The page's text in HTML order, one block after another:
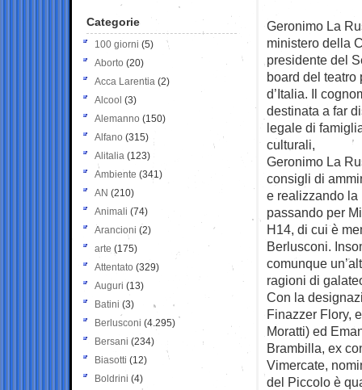
Geronimo La
ministero della
presidente del
board del teatro
d’Italia. Il
destinata a far
legale di
culturali,
Geronimo La
consigli di
e realizzando la
passando per
H14, di cui è
Berlusconi.
comunque
ragioni di
Con la
Finazzer Flory,
Moratti) ed
Brambilla, ex
Vimercate,
del Piccolo è
Categorie
100 giorni (5)
Aborto (20)
Acca Larentia (2)
Alcool (3)
Alemanno (150)
Alfano (315)
Alitalia (123)
Ambiente (341)
AN (210)
Animali (74)
Arancioni (2)
arte (175)
Attentato (329)
Auguri (13)
Batini (3)
Berlusconi (4.295)
Bersani (234)
Biasotti (12)
Boldrini (4)